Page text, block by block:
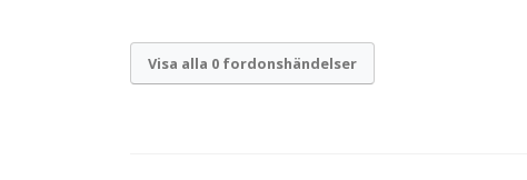
Visa alla 0 fordonshändelser